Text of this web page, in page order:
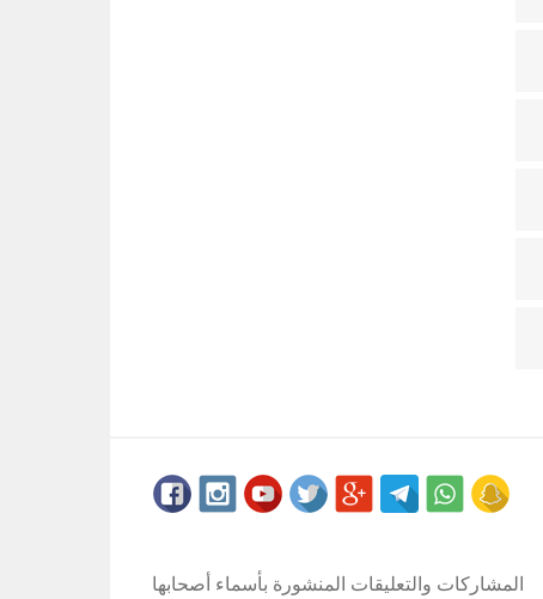
المشاركات والتعليقات المنشورة بأسماء أصحابها